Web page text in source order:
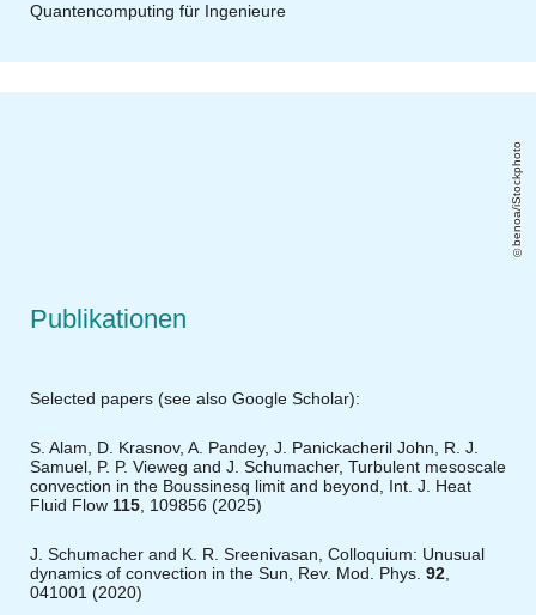
Quantencomputing für Ingenieure
Publikationen
Selected papers (see also Google Scholar):
S. Alam, D. Krasnov, A. Pandey, J. Panickacheril John, R. J.
Samuel, P. P. Vieweg and J. Schumacher, Turbulent mesoscale
convection in the Boussinesq limit and beyond , Int. J. Heat
Fluid Flow 115 , 109856 (2025)
J. Schumacher and K. R. Sreenivasan, Colloquium: Unusual
dynamics of convection in the Sun , Rev. Mod. Phys. 92
041001 (2020)
benoa/iStockphoto